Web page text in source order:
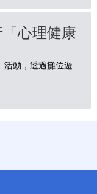
心理健康
活動，透過攤位遊